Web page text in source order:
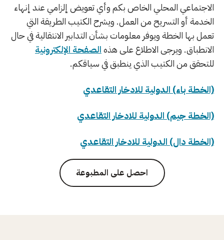
الاجتماعي المحلي الخاص بكم وأي تعويض إلزامي عند إنهاء
الخدمة أو التسريح من العمل. ويشرح الكتيب الطريقة التي
تعمل بها الخطة ويوفر معلومات بشأن التدابير الانتقالية في حال
الانطباق. ويرجى الاطلاع على هذهالصفحة الإلكترونية
للتحقق من الكتيب الذي ينطبق في سياقكم.
(الخطة باء) الدولية للادخار التقاعدي
(الخطة جيم) الدولية للادخار التقاعدي
(الخطة دال) الدولية للادخار التقاعدي
احصل على المطبوعة